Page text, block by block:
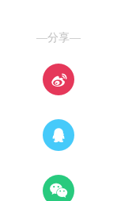
—分享—